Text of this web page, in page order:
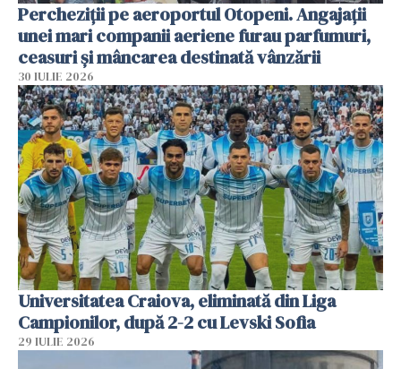
Percheziții pe aeroportul Otopeni. Angajații
unei mari companii aeriene furau parfumuri,
ceasuri și mâncarea destinată vânzării
30 IULIE 2026
Universitatea Craiova, eliminată din Liga
Campionilor, după 2-2 cu Levski Sofia
29 IULIE 2026